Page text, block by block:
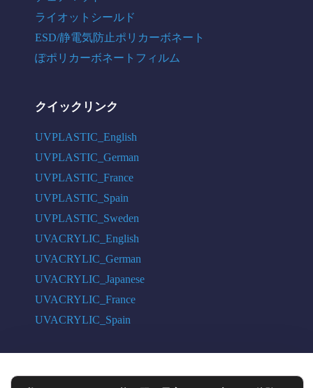
ライオットシールド
ESD/静電気防止ポリカーボネート
ぽポリカーボネートフィルム
クイックリンク
UVPLASTIC_English
UVPLASTIC_German
UVPLASTIC_France
UVPLASTIC_Spain
UVPLASTIC_Sweden
UVACRYLIC_English
UVACRYLIC_German
UVACRYLIC_Japanese
UVACRYLIC_France
UVACRYLIC_Spain